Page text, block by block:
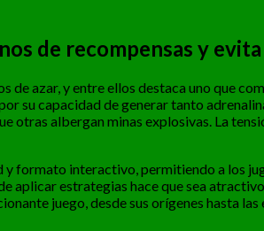
de recompensas y
de azar, y entre ellos destaca uno que
su capacidad de generar tanto
otras albergan minas explosivas. La
y formato interactivo, permitiendo a los
aplicar estrategias hace que sea
juego, desde sus orígenes hasta